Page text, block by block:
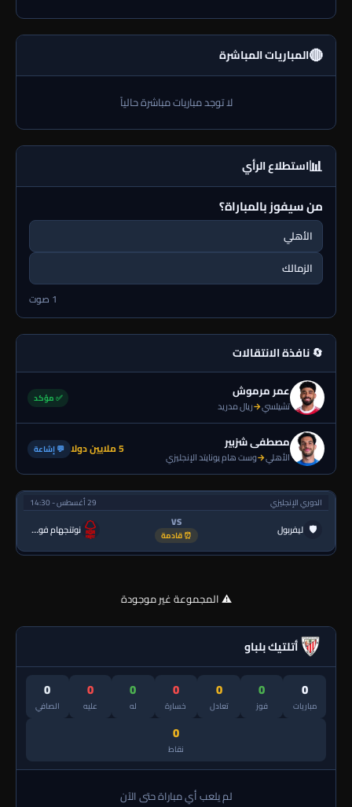
🔴المباريات المباشرة
لا توجد مباريات مباشرة حالياً
📊استطلاع الرأي
من سيفوز بالمباراة؟
الأهلي
الزمالك
1 صوت
🔄 نافذة الانتقالات
عمر مرموش
تشيلسي→ريال مدريد
✅ مؤكد
مصطفى شزبير
الأهلي→وست هام يونايتد الإنجليزي 5 ملايين دولا 💬 إشاعة
الدوري الإنجليزي 29 أغسطس - 14:30
🛡 ليفربول VS
⏰ قادمة نوتنجهام فورست
⚠️ المجموعة غير موجودة
أتلتيك بلباو
0
مباريات
0
فوز
0
تعادل
0
خسارة
0
له
0
عليه
0
الصافي
0
نقاط
لم يلعب أي مباراة حتى الآن